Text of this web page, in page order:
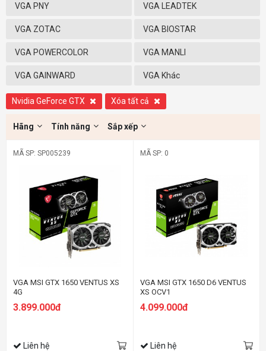
VGA PNY VGA LEADTEK
VGA ZOTAC VGA BIOSTAR
VGA POWERCOLOR VGA MANLI
VGA GAINWARD VGA Khác
Nvidia GeForce GTX Xóa tất cả
Hãng Tính năng Sắp xếp
MÃ SP: SP005239
VGA MSI GTX 1650 VENTUS XS
4G
3.899.000đ
Liên hệ
MÃ SP: 0
VGA MSI GTX 1650 D6 VENTUS
XS OCV1
4.099.000đ
Liên hệ